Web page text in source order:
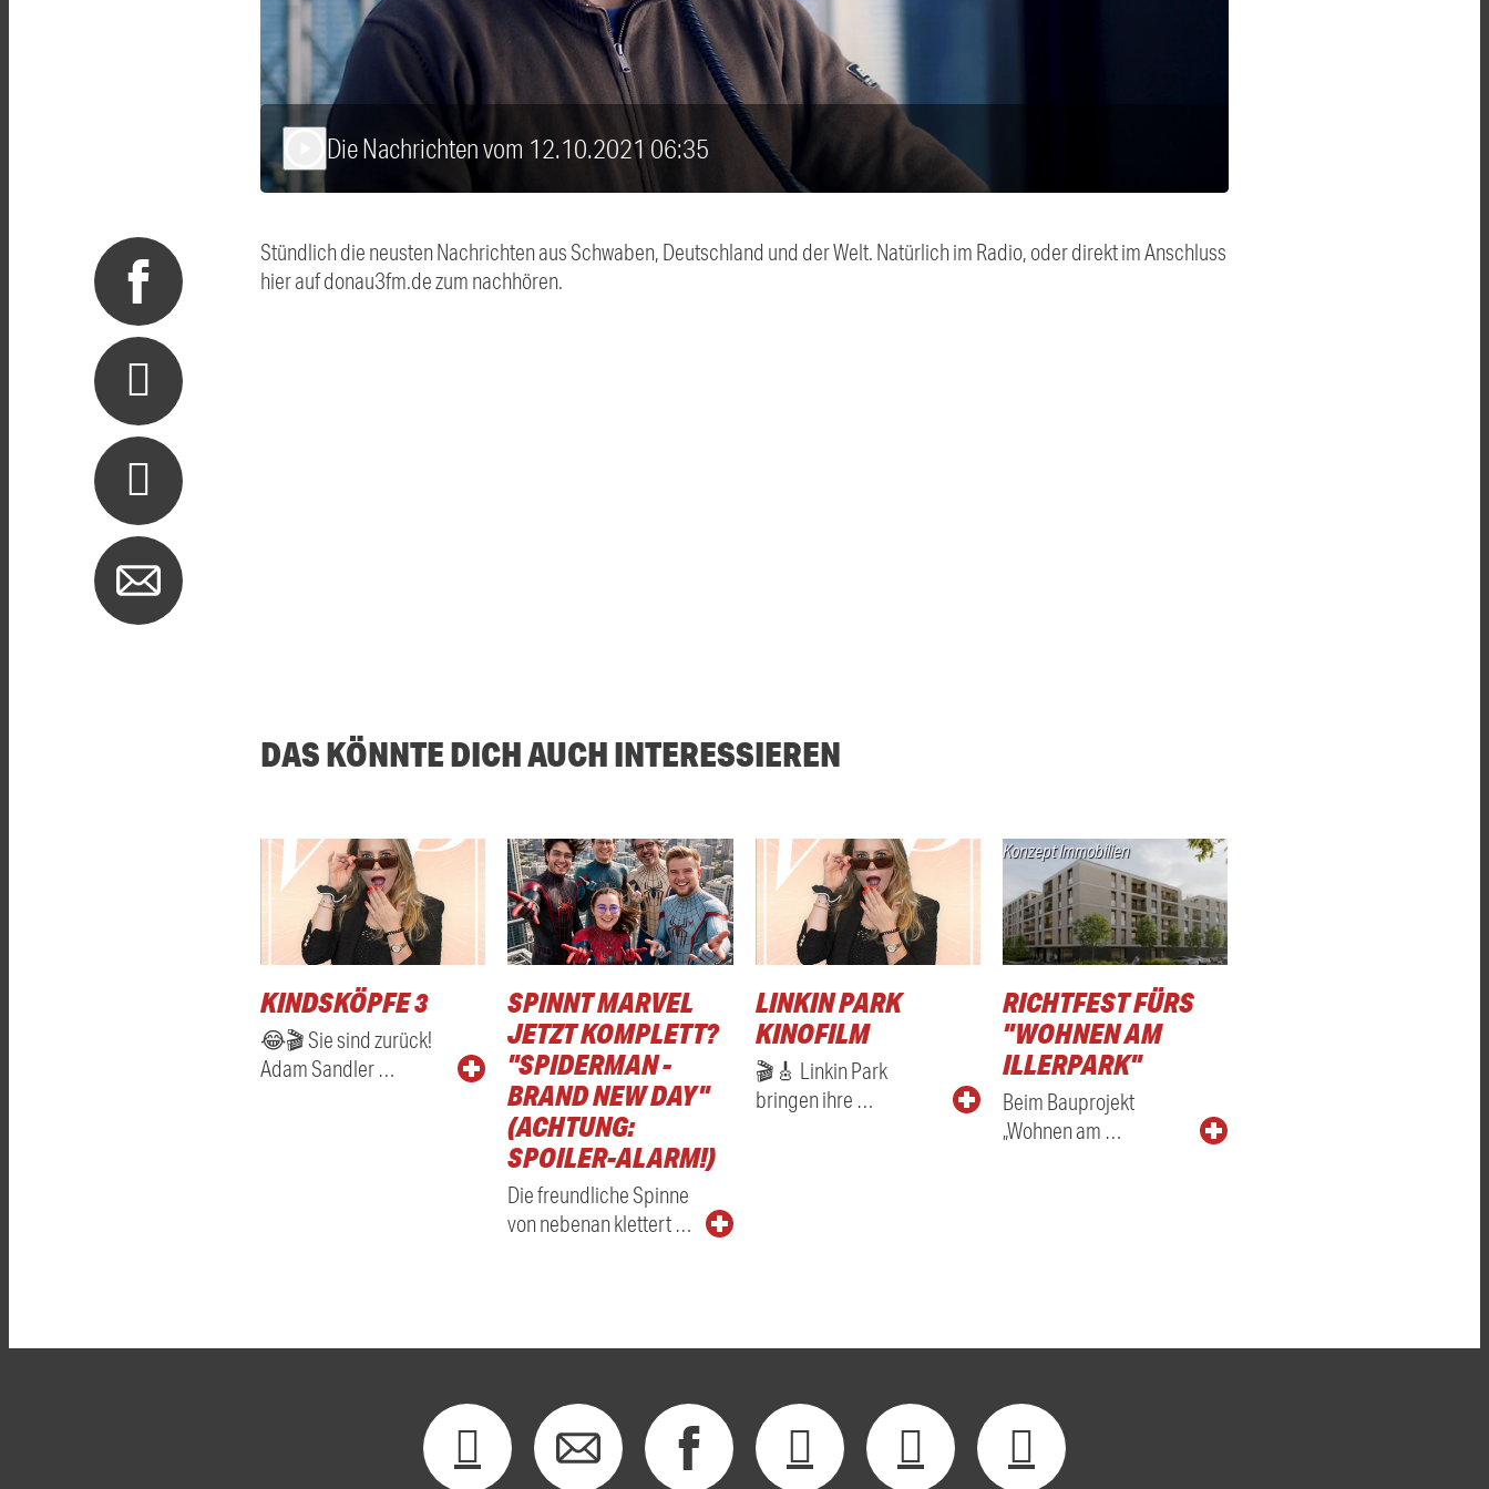
Die Nachrichten vom 12.10.2021 06:35
Stündlich die neusten Nachrichten aus Schwaben, Deutschland und der Welt. Natürlich im Radio, oder direkt im Anschluss
hier auf donau3fm.de zum nachhören.
DAS KÖNNTE DICH AUCH INTERESSIEREN
KINDSKÖPFE 3
😂🎬 Sie sind zurück!
Adam Sandler …
SPINNT MARVEL
JETZT KOMPLETT?
"SPIDERMAN -
BRAND NEW DAY"
(ACHTUNG:
SPOILER-ALARM!)
Die freundliche Spinne
von nebenan klettert …
LINKIN PARK
KINOFILM
🎬🎸 Linkin Park
bringen ihre …
Konzept Immobilien
RICHTFEST FÜRS
"WOHNEN AM
ILLERPARK"
Beim Bauprojekt
„Wohnen am …